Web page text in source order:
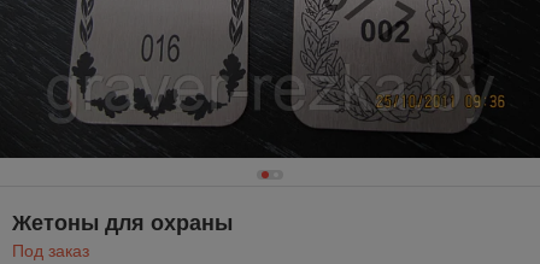
Жетоны для охраны
Под заказ